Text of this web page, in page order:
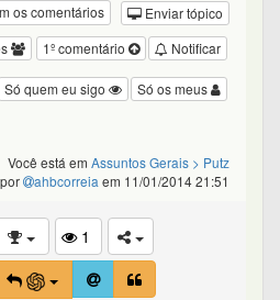
os comentários
Enviar tópico
Notificar
1º comentário
Só os meus
Só quem eu sigo
Você está em Assuntos Gerais > Putz
por
ahbcorreiaem 11/01/2014 21:51
1